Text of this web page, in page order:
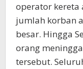
operator kereta
jumlah korban
besar. Hingga
orang
tersebut.